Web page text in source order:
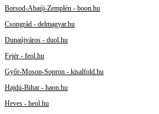
Borsod-Abaúj-Zemplén - boon.hu
Csongrád - delmagyar.hu
Dunaújváros - duol.hu
Fejér - feol.hu
Győr-Moson-Sopron - kisalfold.hu
Hajdú-Bihar - haon.hu
Heves - heol.hu